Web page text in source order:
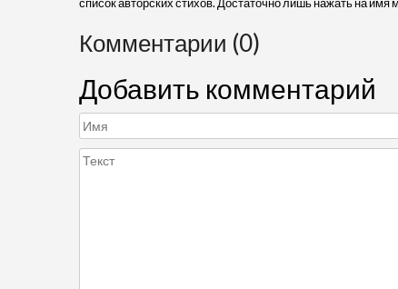
список авторских стихов. Достаточно лишь нажать на имя
Комментарии (0)
Добавить комментарий